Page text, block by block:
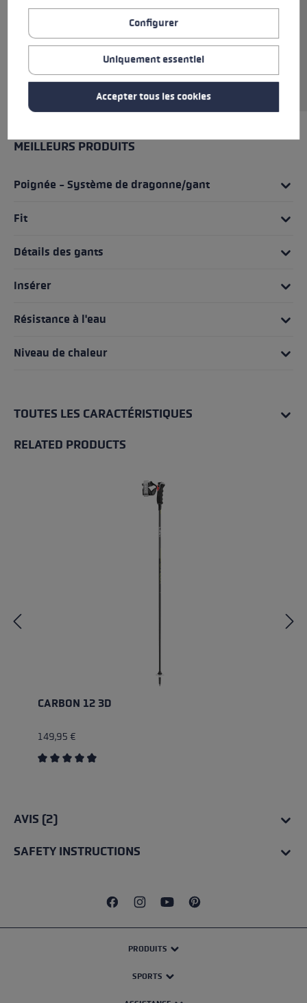
Grâce au système Trigger 3D, vous pouvez
clipser votre bâton en quelques secondes et
avoir une liaison directe entre le gant et le
bâton, pour une transmission de puissance
maximale.
MEILLEURS PRODUITS
Poignée - Système de dragonne/gant
Fit
Détails des gants
Insérer
Résistance à l'eau
Niveau de chaleur
TOUTES LES CARACTÉRISTIQUES
RELATED PRODUCTS
CARBON 12 3D
149,95 €
AVIS (2)
SAFETY INSTRUCTIONS
PRODUITS
SPORTS
Configurer
Uniquement essentiel
Accepter tous les cookies